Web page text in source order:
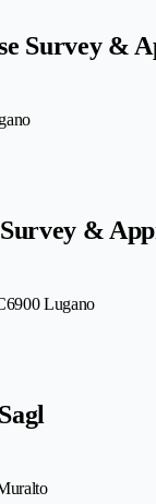
Survey &
&
6900 Lugano